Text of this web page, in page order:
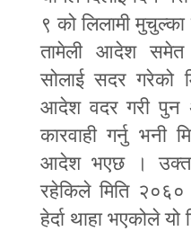
९ को लिलामी
तामेली आदेश समेत
सोलाई सदर गरेको
आदेश वदर गरी पुन
कारवाही गर्नु भनी
आदेश भएछ । उक्त
रहेकिले मिति
हेर्दा थाहा भएकोले